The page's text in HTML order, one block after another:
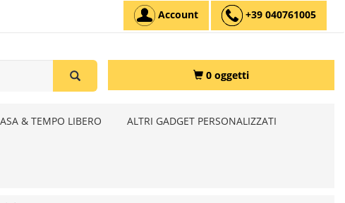
Account +39 040761005
0 oggetti
& TEMPO LIBERO ALTRI GADGET PERSONALIZZATI